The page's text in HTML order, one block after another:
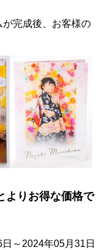
完成後、お客様の
よりお得な価格で
～2024年05月31日